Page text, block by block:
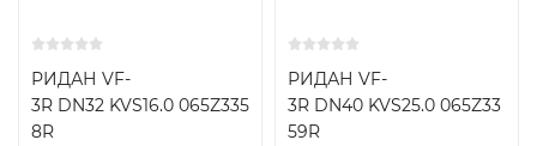
РИДАН VF-
3R DN32 KVS16.0 065Z335
8R
РИДАН VF-
3R DN40 KVS25.0 065Z33
59R